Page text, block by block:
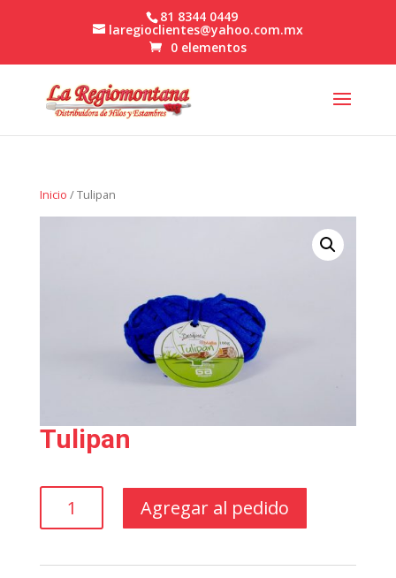
81 8344 0449
laregioclientes@yahoo.com.mx
0 elementos
Inicio / Tulipan
Tulipan
cantidad
Agregar al pedido